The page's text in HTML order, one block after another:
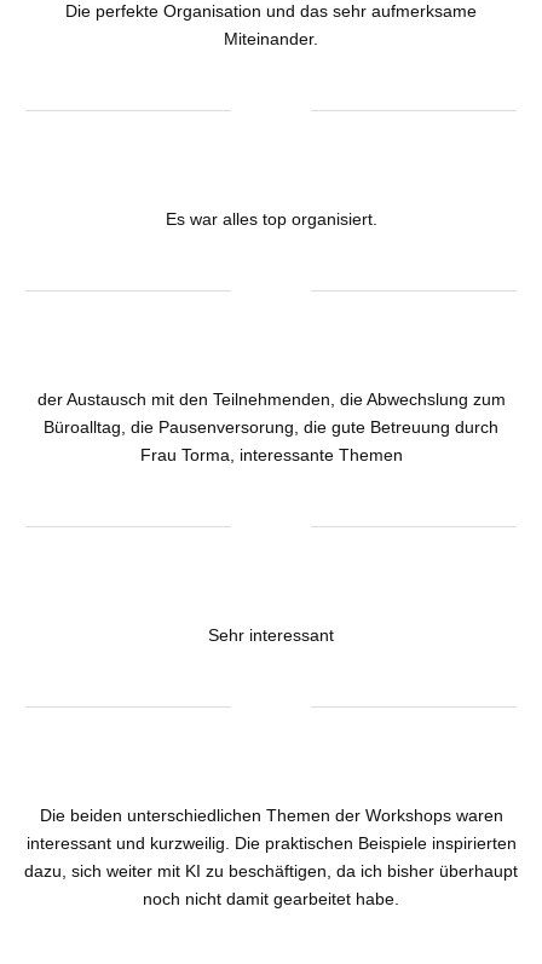
Die perfekte Organisation und das sehr aufmerksame
Miteinander.
Es war alles top organisiert.
der Austausch mit den Teilnehmenden, die Abwechslung zum
Büroalltag, die Pausenversorung, die gute Betreuung durch
Frau Torma, interessante Themen
Sehr interessant
Die beiden unterschiedlichen Themen der Workshops waren
interessant und kurzweilig. Die praktischen Beispiele inspirierten
dazu, sich weiter mit KI zu beschäftigen, da ich bisher überhaupt
noch nicht damit gearbeitet habe.